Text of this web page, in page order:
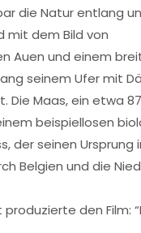
die Natur entlang
mit dem Bild von
Auen und einem
seinem Ufer mit
Die Maas, ein etwa
beispiellosen
der seinen Ursprung
Belgien und die
produzierte den Film: